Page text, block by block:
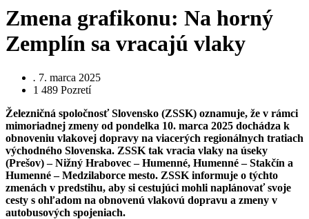
Zmena grafikonu: Na horný
Zemplín sa vracajú vlaky
. 7. marca 2025
1 489 Pozretí
Železničná spoločnosť Slovensko (ZSSK) oznamuje, že v rámci
mimoriadnej zmeny od pondelka 10. marca 2025 dochádza k
obnoveniu vlakovej dopravy na viacerých regionálnych tratiach
východného Slovenska. ZSSK tak vracia vlaky na úseky
(Prešov) – Nižný Hrabovec – Humenné, Humenné – Stakčín a
Humenné – Medzilaborce mesto. ZSSK informuje o týchto
zmenách v predstihu, aby si cestujúci mohli naplánovať svoje
cesty s ohľadom na obnovenú vlakovú dopravu a zmeny v
autobusových spojeniach.